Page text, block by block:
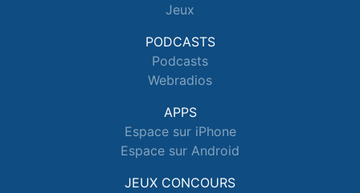
Jeux
PODCASTS
Podcasts
Webradios
APPS
Espace sur iPhone
Espace sur Android
JEUX CONCOURS